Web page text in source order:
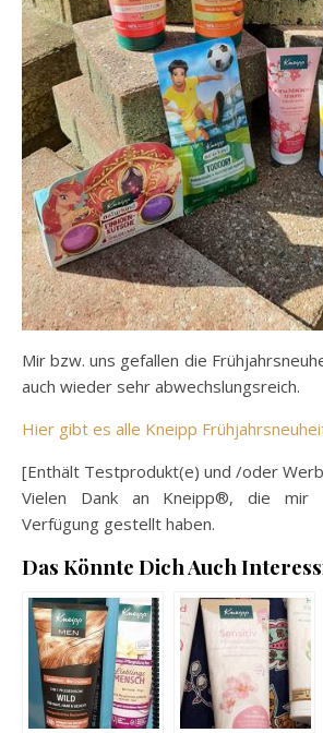
Mir bzw. uns gefallen die
auch wieder sehr abwechslungsreich.
Hier gibt es alle Kneipp
[Enthält Testprodukt(e) und /oder
Vielen Dank an Kneipp®, die mir
Verfügung gestellt haben.
Das Könnte Dich Auch